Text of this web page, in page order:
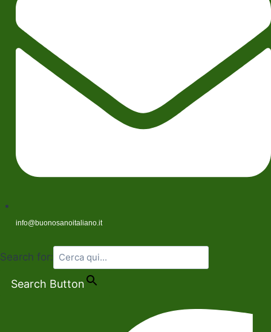
info@buonosanoitaliano.it
Search for:
Search Button